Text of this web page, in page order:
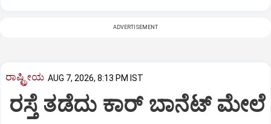
ADVERTISEMENT
ರಾಷ್ಟ್ರೀಯ AUG 7, 2026, 8:13 PM IST
ರಸ್ತೆ ತಡೆದು ಕಾರ್ ಬಾನೆಟ್ ಮೇಲೆ